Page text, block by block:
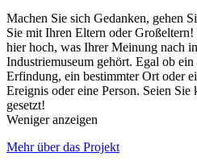
Machen Sie sich Gedanken, gehen
Sie mit Ihren Eltern oder
hier hoch, was Ihrer Meinung nach
Industriemuseum gehört. Egal ob
Erfindung, ein bestimmter Ort oder
Ereignis oder eine Person. Seien Sie
gesetzt!
Weniger anzeigen
Mehr über das Projekt